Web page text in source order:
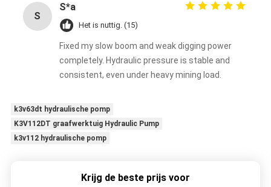
S
S*a
Het is nuttig. (15)
Fixed my slow boom and weak digging power
completely. Hydraulic pressure is stable and
consistent, even under heavy mining load.
k3v63dt hydraulische pomp
K3V112DT graafwerktuig Hydraulic Pump
k3v112 hydraulische pomp
Krijg de beste prijs voor